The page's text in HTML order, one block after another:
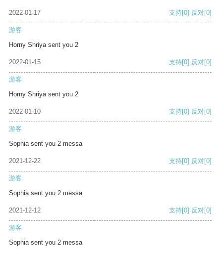
2022-01-17 支持[0] 反对[0]
游客
Horny Shriya sent you 2
2022-01-15 支持[0] 反对[0]
游客
Horny Shriya sent you 2
2022-01-10 支持[0] 反对[0]
游客
Sophia sent you 2 messa
2021-12-22 支持[0] 反对[0]
游客
Sophia sent you 2 messa
2021-12-12 支持[0] 反对[0]
游客
Sophia sent you 2 messa